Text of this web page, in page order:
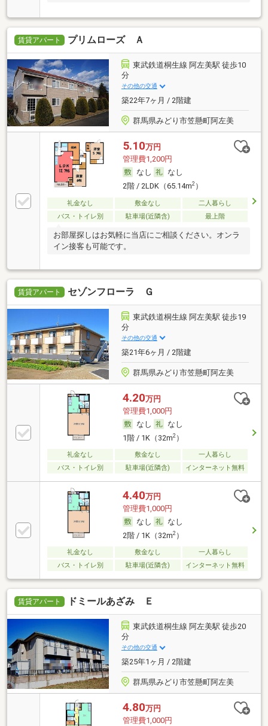
賃貸アパート プリムローズ Ａ
東武鉄道桐生線 阿左美駅 徒歩10
分
その他の交通
築22年7ヶ月 / 2階建
群馬県みどり市笠懸町阿左美
5.10万円
管理費1,200円
なし
なし
2階 / 2LDK（65.14m2）
礼金なし 敷金なし
二人暮らし
バス・トイレ別
駐車場(近隣含) 最上階
お部屋探しはお気軽に当店にご相談ください。オンラ
イン接客も可能です。
賃貸アパート セゾンフローラ Ｇ
東武鉄道桐生線 阿左美駅 徒歩19
分
その他の交通
築21年6ヶ月 / 2階建
群馬県みどり市笠懸町阿左美
4.20万円
管理費1,000円
なし
なし
1階 / 1K（32m2）
礼金なし 敷金なし
一人暮らし
バス・トイレ別
駐車場(近隣含) インターネット無料
4.40万円
管理費1,000円
なし
なし
2階 / 1K（32m2）
礼金なし 敷金なし
一人暮らし
バス・トイレ別
駐車場(近隣含) インターネット無料
賃貸アパート ドミールあざみ Ｅ
東武鉄道桐生線 阿左美駅 徒歩20
分
その他の交通
築25年1ヶ月 / 2階建
群馬県みどり市笠懸町阿左美
4.80万円
管理費1,000円